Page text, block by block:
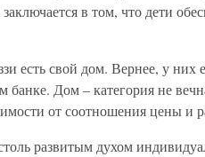
в том, что дети
есть свой дом. Вернее, у них
банке. Дом – категория не
от соотношения цены и
развитым духом